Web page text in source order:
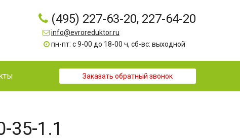
(495) 227-63-20, 227-64-20
info@evroreduktor.ru
пн-пт: с 9-00 до 18-00 ч, сб-вс: выходной
Заказать обратный звонок
35-1.1